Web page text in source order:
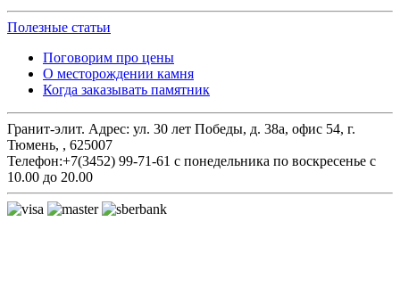
Полезные статьи
Поговорим про цены
О месторождении камня
Когда заказывать памятник
Гранит-элит. Адрес: ул. 30 лет Победы, д. 38а, офис 54, г.
Тюмень, , 625007
Телефон:+7(3452) 99-71-61 с понедельника по воскресенье с
10.00 до 20.00